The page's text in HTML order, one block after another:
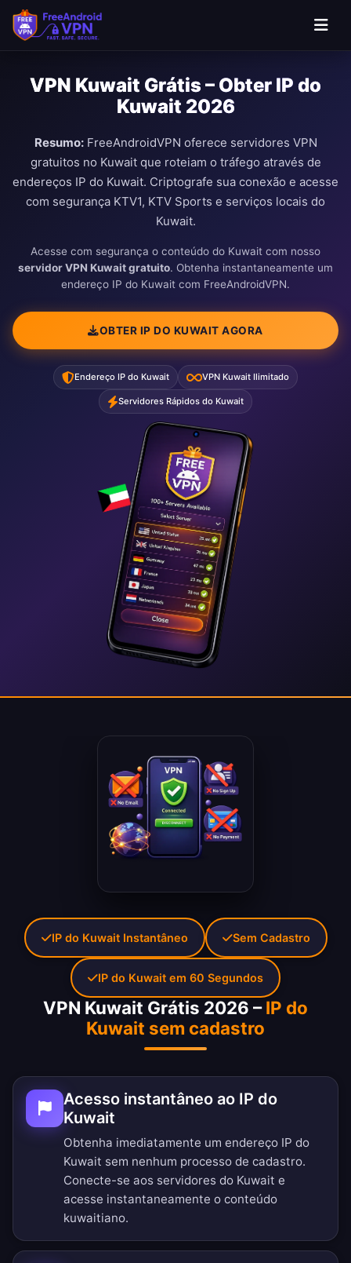
VPN Kuwait Grátis – Obter IP do
Kuwait 2026
Resumo:FreeAndroidVPN oferece servidores VPN
gratuitos no Kuwait que roteiam o tráfego através de
endereços IP do Kuwait. Criptografe sua conexão e acesse
com segurança KTV1, KTV Sports e serviços locais do
Kuwait.
Acesse com segurança o conteúdo do Kuwait com nosso
servidor VPN Kuwait gratuito. Obtenha instantaneamente um
endereço IP do Kuwait com FreeAndroidVPN.
OBTER IP DO KUWAIT AGORA
Endereço IP do Kuwait VPN Kuwait Ilimitado
Servidores Rápidos do Kuwait
VPN Kuwait Grátis 2026 –IP do
Kuwait sem cadastro
Acesso instantâneo ao IP do
Kuwait
Obtenha imediatamente um endereço IP do
Kuwait sem nenhum processo de cadastro.
Conecte-se aos servidores do Kuwait e
acesse instantaneamente o conteúdo
kuwaitiano.
IP do Kuwait Instantâneo Sem Cadastro
IP do Kuwait em 60 Segundos